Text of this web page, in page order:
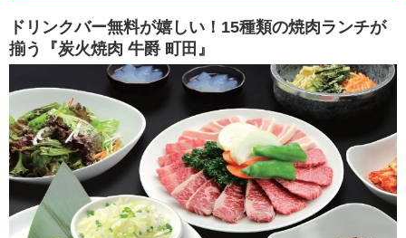
ドリンクバー無料が嬉しい！15種類の焼肉ランチが
揃う『炭火焼肉 牛爵 町田』